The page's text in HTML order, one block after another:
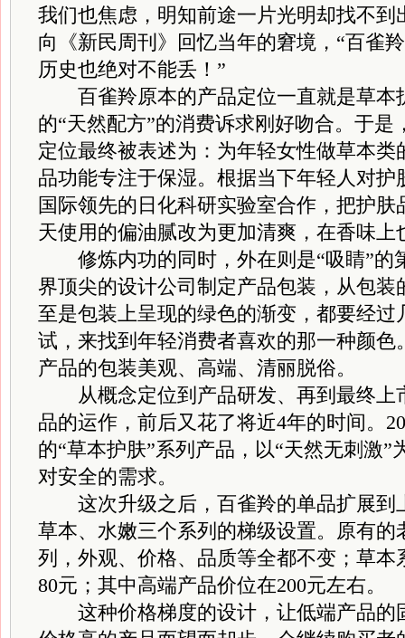
我们也焦虑，明知前途一片光明却找不到
向《新民周刊》回忆当年的窘境，“百雀
历史也绝对不能丢！”
百雀羚原本的产品定位一直就是草本
的“天然配方”的消费诉求刚好吻合。于是
定位最终被表述为：为年轻女性做草本类
品功能专注于保湿。根据当下年轻人对护
国际领先的日化科研实验室合作，把护
天使用的偏油腻改为更加清爽，在香味上
修炼内功的同时，外在则是“吸睛”的
界顶尖的设计公司制定产品包装，从包装
至是包装上呈现的绿色的渐变，都要经过
试，来找到年轻消费者喜欢的那一种颜色
产品的包装美观、高端、清丽脱俗。
从概念定位到产品研发、再到最终上
品的运作，前后又花了将近4年的时间。
的“草本护肤”系列产品，以“天然无刺激”
对安全的需求。
这次升级之后，百雀羚的单品扩展到
草本、水嫩三个系列的梯级设置。原有的
列，外观、价格、品质等全都不变；草
80元；其中高端产品价位在200元左右。
这种价格梯度的设计，让低端产品的